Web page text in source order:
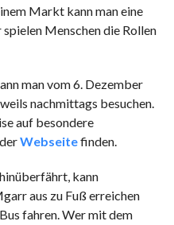
Markt kann man eine
Menschen die Rollen
man vom 6. Dezember
nachmittags besuchen.
auf besondere
Webseitefinden.
kann
aus zu Fuß erreichen
fahren. Wer mit dem